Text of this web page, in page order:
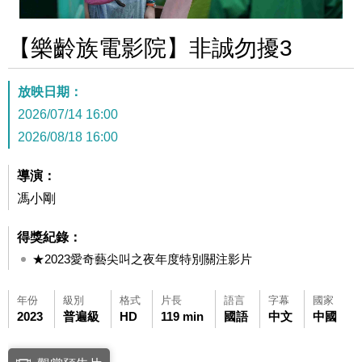
【樂齡族電影院】非誠勿擾3
放映日期：
2026/07/14 16:00
2026/08/18 16:00
導演：
馮小剛
得獎紀錄：
★2023愛奇藝尖叫之夜年度特別關注影片
年份
2023
級別
普遍級
格式
HD
片長
119 min
語言
國語
字幕
中文
國家
中國